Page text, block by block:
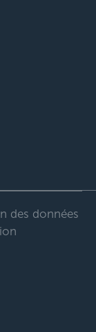
des données